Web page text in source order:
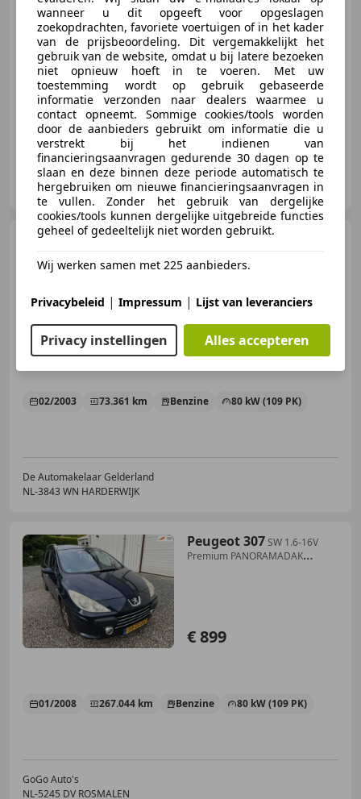
€ 1.444
01/2002 174.327 km Benzine 80 kW (109 PK)
De Groot Exceptional Motor Cars B.V.
NL-3755 LC EEMNES
Peugeot 307
GARANTIE |
€ 2.999
02/2003 73.361 km Benzine 80 kW (109 PK)
De Automakelaar Gelderland
NL-3843 WN HARDERWIJK
Peugeot 307SW 1.6-16V
Premium PANORAMADAK
€ 899
01/2008 267.044 km Benzine 80 kW (109 PK)
GoGo Auto's
NL-5245 DV ROSMALEN
wanneer u dit opgeeft voor opgeslagen
zoekopdrachten, favoriete voertuigen of in het kader
van de prijsbeoordeling. Dit vergemakkelijkt het
gebruik van de website, omdat u bij latere bezoeken
niet opnieuw hoeft in te voeren. Met uw
toestemming wordt op gebruik gebaseerde
informatie verzonden naar dealers waarmee u
contact opneemt. Sommige cookies/tools worden
door de aanbieders gebruikt om informatie die u
verstrekt bij het indienen van
financieringsaanvragen gedurende 30 dagen op te
slaan en deze binnen deze periode automatisch te
hergebruiken om nieuwe financieringsaanvragen in
te vullen. Zonder het gebruik van dergelijke
cookies/tools kunnen dergelijke uitgebreide functies
geheel of gedeeltelijk niet worden gebruikt.
Wij werken samen met 225 aanbieders.
Privacybeleid | Impressum | Lijst van leveranciers
Privacy instellingen Alles accepteren